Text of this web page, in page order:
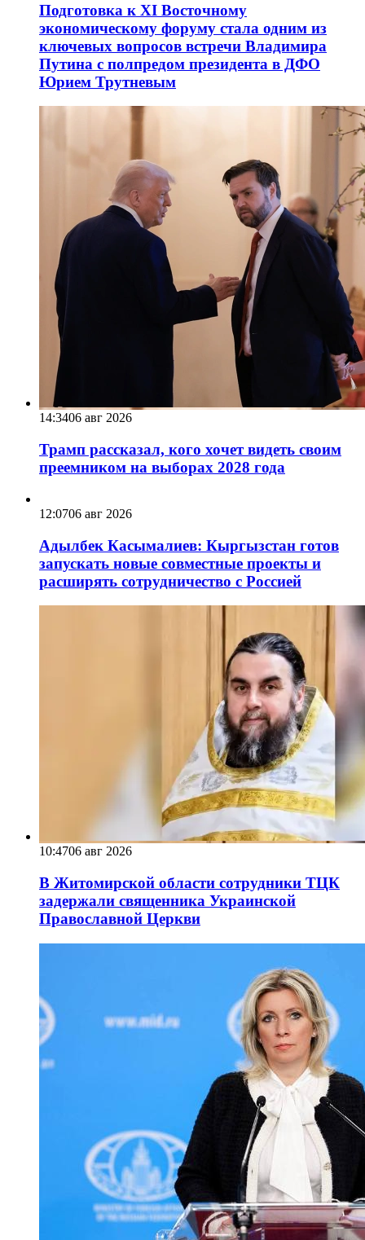
Подготовка к XI Восточному
экономическому форуму стала одним из
ключевых вопросов встречи Владимира
Путина с полпредом президента в ДФО
Юрием Трутневым
14:3406 авг 2026
Трамп рассказал, кого хочет видеть своим
преемником на выборах 2028 года
12:0706 авг 2026
Адылбек Касымалиев: Кыргызстан готов
запускать новые совместные проекты и
расширять сотрудничество с Россией
10:4706 авг 2026
В Житомирской области сотрудники ТЦК
задержали священника Украинской
Православной Церкви